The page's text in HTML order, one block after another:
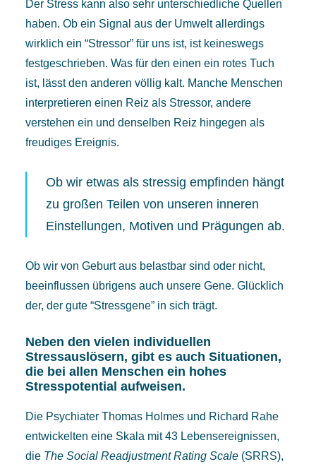
Der Stress kann also sehr unterschiedliche Quellen
haben. Ob ein Signal aus der Umwelt allerdings
wirklich ein “Stressor” für uns ist, ist keineswegs
festgeschrieben. Was für den einen ein rotes Tuch
ist, lässt den anderen völlig kalt. Manche Menschen
interpretieren einen Reiz als Stressor, andere
verstehen ein und denselben Reiz hingegen als
freudiges Ereignis.
Ob wir etwas als stressig empfinden hängt
zu großen Teilen von unseren inneren
Einstellungen, Motiven und Prägungen ab.
Ob wir von Geburt aus belastbar sind oder nicht,
beeinflussen übrigens auch unsere Gene. Glücklich
der, der gute “Stressgene” in sich trägt.
Neben den vielen individuellen
Stressauslösern, gibt es auch Situationen,
die bei allen Menschen ein hohes
Stresspotential aufweisen.
Die Psychiater Thomas Holmes und Richard Rahe
entwickelten eine Skala mit 43 Lebensereignissen,
die The Social Readjustment Rating Scale (SRRS),